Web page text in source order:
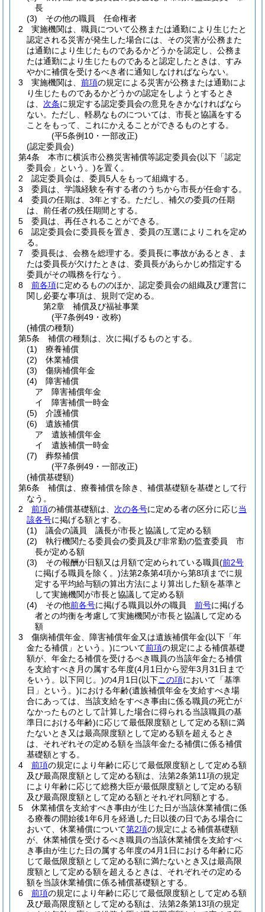
長
(3)
その他の職員 任命権者
2
実施機関は、職員について公務または通勤により生じたと
認定される災害が発生した場合には、その災害が公務また
は通勤により生じたものであるかどうかを認定し、公務ま
たは通勤により生じたものであると認定したときは、すみ
やかに補償を受けるべき者に通知しなければならない。
3
実施機関は、 前項の規定による災害が公務または通勤によ
り生じたものであるかどうかの認定をしようとするとき
は、 次条に規定する認定委員会の意見をきかなければなら
ない。 ただし、軽易なものについては、市長と協議をする
ことをもって、これにかえることができるものとする。
(平5条例10・一部改正)
(認定委員会)
第4条
本市に横浜市公務災害補償等認定委員会(以下「認定
委員会」という。)を置く。
2
認定委員会は、委員5人をもって組織する。
3
委員は、学識経験を有する者のうちから市長が任命する。
4
委員の任期は、3年とする。 ただし、補欠の委員の任期
は、前任者の残任期間とする。
5
委員は、再任されることができる。
6
認定委員会に委員長を置き、委員の互選によりこれを定め
る。
7
委員長は、会務を総理する。 委員長に事故があるとき、ま
たは委員長が欠けたときは、委員長があらかじめ指定する
委員がその職務を行なう。
8
前各項に定めるもののほか、認定委員会の組織及び運営に
関し必要な事項は、規則で定める。
第2章
補償及び福祉事業
(平7条例49・改称)
(補償の種類)
第5条
補償の種類は、次に掲げるものとする。
(1)
療養補償
(2)
休業補償
(3)
傷病補償年金
(4)
障害補償
ア
障害補償年金
イ
障害補償一時金
(5)
介護補償
(6)
遺族補償
ア
遺族補償年金
イ
遺族補償一時金
(7)
葬祭補償
(平7条例49・一部改正)
(補償基礎額)
第6条
補償は、療養補償を除き、補償基礎額を基礎として行
なう。
2
前項の補償基礎額は、 次の各号に定める者の区分に応じ当
該各号に掲げる額とする。
(1)
議会の議員 議長が市長と協議して定める額
(2)
執行機関たる委員会の委員及び非常勤の監査委員 市
長が定める額
(3)
その報酬が日額又は月額で定められている職員(前2号
に掲げる職員を除く。)法第2条第4項から第8項までに規
定する平均給与額の算出方法により算出した額を基準と
して実施機関が市長と協議して定める額
(4)
その他前各号に掲げる職員以外の職員 前号に掲げる
者との均衡を考慮して実施機関が市長と協議して定める
額
3
傷病補償年金、障害補償年金又は遺族補償年金(以下「年
金たる補償」という。)について前項の規定による補償基礎
額が、年金たる補償を受けるべき職員の当該年金たる補償
を支給すべき月の属する年度(4月1日から翌年3月31日まで
をいう。以下同じ。)の4月1日(以下この項において「基準
日」という。)における年齢(遺族補償年金を支給すべき場
合にあっては、当該支給をすべき事由に係る職員の死亡が
なかったものとして計算した場合に得られる当該職員の基
準日における年齢)に応じて最低限度額として定める額に満
たないとき又は最高限度額として定める額を超えるとき
は、それぞれその定める額を当該年金たる補償に係る補償
基礎額とする。
4
前項の規定により年齢に応じて最低限度額として定める額
及び最高限度額として定める額は、法第2条第11項の規定
により年齢に応じて総務大臣が最低限度額として定める額
及び最高限度額として定める額とそれぞれ同額とする。
5
休業補償を支給すべき事由が生じた日が当該休業補償に係
る療養の開始後1年6月を経過した日以後の日である場合に
おいて、休業補償について第2項の規定による補償基礎額
が、休業補償を受けるべき職員の当該休業補償を支給すべ
き事由が生じた日の属する年度の4月1日における年齢に応
じて最低限度額として定める額に満たないとき又は最高限
度額として定める額を超えるときは、それぞれその定める
額を当該休業補償に係る補償基礎額とする。
6
前項の規定により年齢に応じて最低限度額として定める額
及び最高限度額として定める額は、法第2条第13項の規定